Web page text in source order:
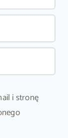
i stronę